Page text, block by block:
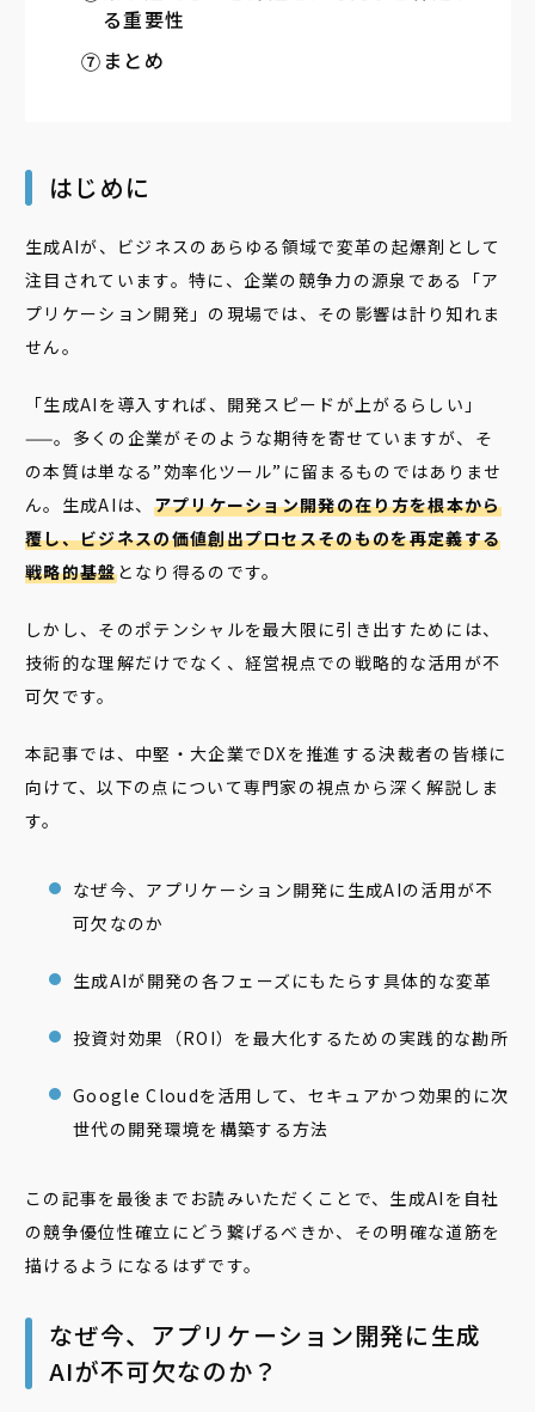
る重要性
まとめ
はじめに
生成AIが、ビジネスのあらゆる領域で変革の起爆剤として
注目されています。特に、企業の競争力の源泉である「ア
プリケーション開発」の現場では、その影響は計り知れま
せん。
「生成AIを導入すれば、開発スピードが上がるらしい」
——。多くの企業がそのような期待を寄せていますが、そ
の本質は単なる”効率化ツール”に留まるものではありませ
ん。生成AIは、 アプリケーション開発の在り方を根本から
覆し、ビジネスの価値創出プロセスそのものを再定義する
戦略的基盤となり得るのです。
しかし、そのポテンシャルを最大限に引き出すためには、
技術的な理解だけでなく、経営視点での戦略的な活用が不
可欠です。
本記事では、中堅・大企業でDXを推進する決裁者の皆様に
向けて、以下の点について専門家の視点から深く解説しま
す。
なぜ今、アプリケーション開発に生成AIの活用が不
可欠なのか
生成AIが開発の各フェーズにもたらす具体的な変革
投資対効果（ROI）を最大化するための実践的な勘所
Google Cloudを活用して、セキュアかつ効果的に次
世代の開発環境を構築する方法
この記事を最後までお読みいただくことで、生成AIを自社
の競争優位性確立にどう繋げるべきか、その明確な道筋を
描けるようになるはずです。
なぜ今、アプリケーション開発に生成
AIが不可欠なのか？